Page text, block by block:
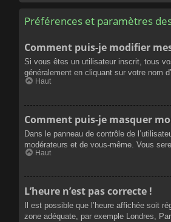
Préférences et paramètres
Comment puis-je modifier
Si vous êtes un utilisateur inscrit, tous
généralement en cliquant sur votre nom
Haut
Comment puis-je masquer
Dans le panneau de contrôle de
modérateurs et de vous-même. Vous
Haut
L’heure n’est pas correcte !
Il est possible que l’heure affichée soit
zone adéquate, par exemple Londres,